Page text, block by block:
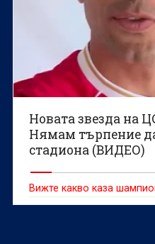
Новата звезда на
Нямам търпение
стадиона (ВИДЕО)
Вижте какво каза